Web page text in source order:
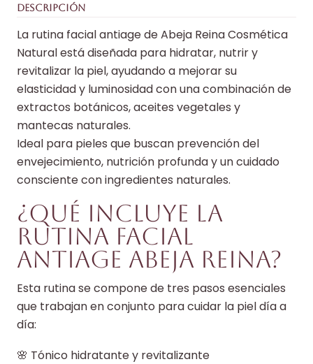
DESCRIPCIÓN
La rutina facial antiage de Abeja Reina Cosmética
Natural está diseñada para hidratar, nutrir y
revitalizar la piel, ayudando a mejorar su
elasticidad y luminosidad con una combinación de
extractos botánicos, aceites vegetales y
mantecas naturales.
Ideal para pieles que buscan prevención del
envejecimiento, nutrición profunda y un cuidado
consciente con ingredientes naturales.
¿Qué incluye la
rutina facial
antiage Abeja Reina?
Esta rutina se compone de tres pasos esenciales
que trabajan en conjunto para cuidar la piel día a
día:
🌸 Tónico hidratante y revitalizante